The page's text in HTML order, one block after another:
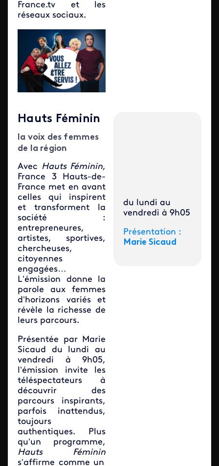
France.tv et les
réseaux sociaux.
Hauts Féminin
la voix des femmes
de la région
Avec Hauts Féminin,
France 3 Hauts-de-
France met en avant
celles qui inspirent
et transforment la
société :
entrepreneures,
artistes, sportives,
chercheuses,
citoyennes
engagées…
L’émission donne la
parole aux femmes
d’horizons variés et
révèle la richesse de
leurs parcours.
Présentée par Marie
Sicaud du lundi au
vendredi à 9h05,
l’émission invite les
téléspectateurs à
découvrir des
parcours inspirants,
parfois inattendus,
toujours
authentiques. Plus
qu’un programme,
Hauts Féminin
s’affirme comme un
du lundi au
vendredi à 9h05
Présentation :
Marie Sicaud